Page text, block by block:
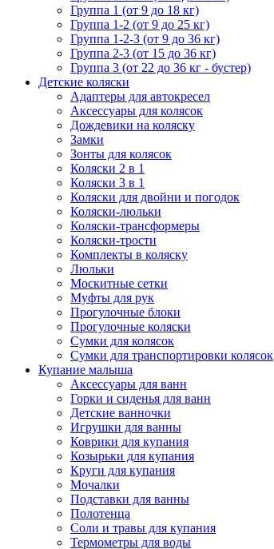
Группа 1 (от 9 до 18 кг)
Группа 1-2 (от 9 до 25 кг)
Группа 1-2-3 (от 9 до 36 кг)
Группа 2-3 (от 15 до 36 кг)
Группа 3 (от 22 до 36 кг - бустер)
Детские коляски
Адаптеры для автокресел
Аксессуары для колясок
Дождевики на коляску
Замки
Зонты для колясок
Коляски 2 в 1
Коляски 3 в 1
Коляски для двойни и погодок
Коляски-люльки
Коляски-трансформеры
Коляски-трости
Комплекты в коляску
Люльки
Москитные сетки
Муфты для рук
Прогулочные блоки
Прогулочные коляски
Сумки для колясок
Сумки для транспортировки колясок
Купание малыша
Аксессуары для ванн
Горки и сиденья для ванн
Детские ванночки
Игрушки для ванны
Коврики для купания
Козырьки для купания
Круги для купания
Мочалки
Подставки для ванны
Полотенца
Соли и травы для купания
Термометры для воды